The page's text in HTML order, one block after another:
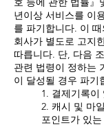
년이상 서비스를 이
를 파기합니다. 이
회사가 별도로 고지
따릅니다. 단, 다음
관련 법령이 정하는
이 달성될 경우 파기
1. 결제기록이
2. 캐시 및 마
포인트가 있는